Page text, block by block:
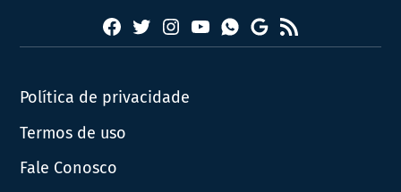
Facebook
TwitterInstagram
YouTubeWhatsapp
Google
News
RSS
Política de privacidade
Termos de uso
Fale Conosco